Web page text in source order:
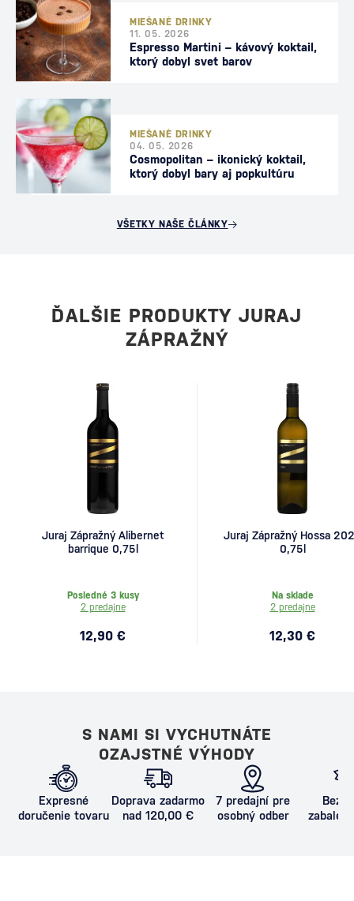
MIEŠANÉ DRINKY
11. 05. 2026
Espresso Martini – kávový koktail,
ktorý dobyl svet barov
MIEŠANÉ DRINKY
04. 05. 2026
Cosmopolitan – ikonický koktail,
ktorý dobyl bary aj popkultúru
VŠETKY NAŠE ČLÁNKY
ĎALŠIE PRODUKTY JURAJ
ZÁPRAŽNÝ
Juraj Zápražný Alibernet
barrique 0,75l
Posledné 3 kusy
2 predajne
12,90 €
Juraj Zápražný Hossa
0,75l
Na sklade
2 predajne
12,30 €
S NAMI SI VYCHUTNÁTE
OZAJSTNÉ VÝHODY
Expresné
doručenie tovaru
Doprava zadarmo
nad 120,00 €
7 predajní pre
osobný odber